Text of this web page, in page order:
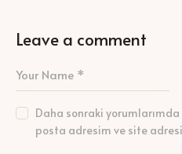
Leave a comment
Daha sonraki
posta adresim ve site